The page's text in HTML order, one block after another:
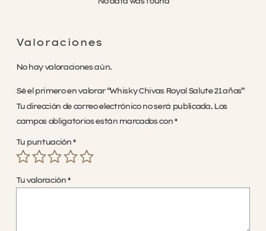
Valoraciones
No hay valoraciones aún.
Sé el primero en valorar “Whisky Chivas Royal Salute 21 años”
Tu dirección de correo electrónico no será publicada. Los
campos obligatorios están marcados con *
Tu puntuación *
Tu valoración *